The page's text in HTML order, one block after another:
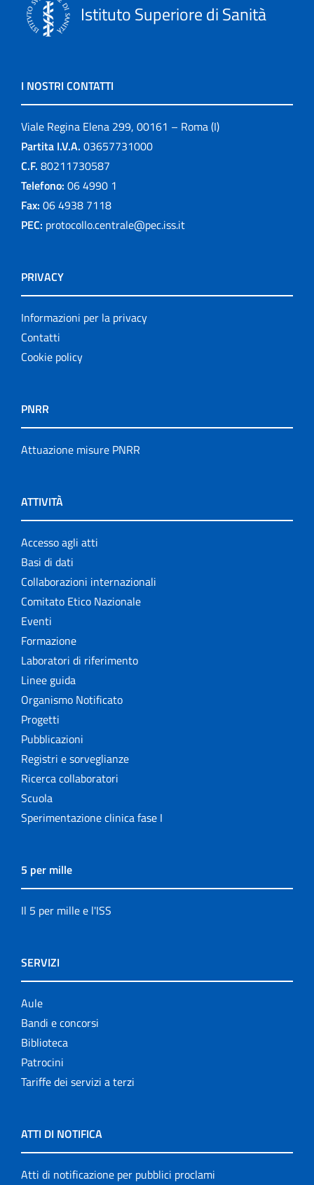
Istituto Superiore di Sanità
I NOSTRI CONTATTI
Viale Regina Elena 299, 00161 – Roma (I)
Partita I.V.A. 03657731000
C.F. 80211730587
Telefono: 06 4990 1
Fax: 06 4938 7118
PEC: protocollo.centrale@pec.iss.it
PRIVACY
Informazioni per la privacy
Contatti
Cookie policy
PNRR
Attuazione misure PNRR
ATTIVITÀ
Accesso agli atti
Basi di dati
Collaborazioni internazionali
Comitato Etico Nazionale
Eventi
Formazione
Laboratori di riferimento
Linee guida
Organismo Notificato
Progetti
Pubblicazioni
Registri e sorveglianze
Ricerca collaboratori
Scuola
Sperimentazione clinica fase I
5 per mille
Il 5 per mille e l'ISS
SERVIZI
Aule
Bandi e concorsi
Biblioteca
Patrocini
Tariffe dei servizi a terzi
ATTI DI NOTIFICA
Atti di notificazione per pubblici proclami